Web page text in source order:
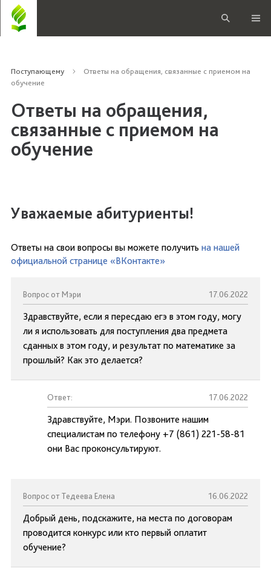
Поступающему
Ответы на обращения, связанные с приемом на
обучение
Ответы на обращения,
связанные с приемом на
обучение
Уважаемые абитуриенты!
Ответы на свои вопросы вы можете получить на нашей
официальной странице «ВКонтакте»
Вопрос от Мэри 17.06.2022
Здравствуйте, если я пересдаю егэ в этом году, могу
ли я использовать для поступления два предмета
сданных в этом году, и результат по математике за
прошлый? Как это делается?
Ответ: 17.06.2022
Здравствуйте, Мэри. Позвоните нашим
специалистам по телефону +7 (861) 221-58-81
они Вас проконсультируют.
Вопрос от Тедеева Елена 16.06.2022
Добрый день, подскажите, на места по договорам
проводится конкурс или кто первый оплатит
обучение?